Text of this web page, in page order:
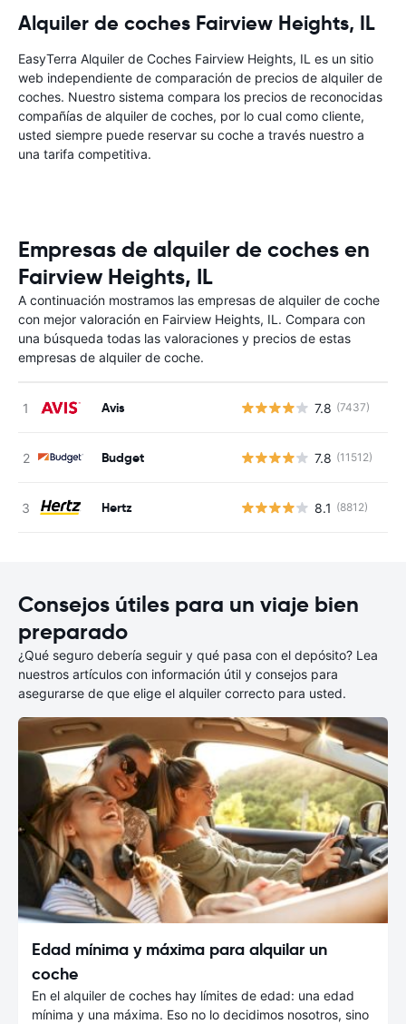
Alquiler de coches Fairview Heights, IL
EasyTerra Alquiler de Coches Fairview Heights, IL es un sitio
web independiente de comparación de precios de alquiler de
coches. Nuestro sistema compara los precios de reconocidas
compañías de alquiler de coches, por lo cual como cliente,
usted siempre puede reservar su coche a través nuestro a
una tarifa competitiva.
Empresas de alquiler de coches en
Fairview Heights, IL
A continuación mostramos las empresas de alquiler de coche
con mejor valoración en Fairview Heights, IL. Compara con
una búsqueda todas las valoraciones y precios de estas
empresas de alquiler de coche.
Avis 7.8 (7437)
Budget 7.8 (11512)
Hertz 8.1 (8812)
Consejos útiles para un viaje bien
preparado
¿Qué seguro debería seguir y qué pasa con el depósito? Lea
nuestros artículos con información útil y consejos para
asegurarse de que elige el alquiler correcto para usted.
Edad mínima y máxima para alquilar un
coche
En el alquiler de coches hay límites de edad: una edad
mínima y una máxima. Eso no lo decidimos nosotros, sino